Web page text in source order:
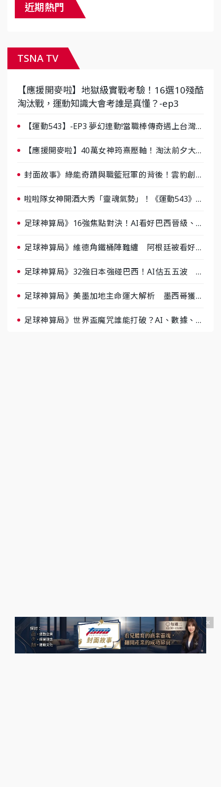
近期熱門
TSNA TV
【應援開麥啦】地獄級實戰考驗！16選10殘酷
淘汰戰，運動知識大會考誰是真懂？-ep3
【運動543】-EP3 夢幻連動!當職棒傳奇遇上台灣女
【應援開麥啦】40萬女神筠熹壓軸！淘汰前夕大混
封面故事》綠能奇蹟與職籃冠軍的背後！雲豹創辦
啦啦隊女神開酒大秀「靈魂氣勢」！《運動543》微
足球神算局》16強焦點對決！AI看好巴西晉級、數
足球神算局》維德角鐵桶陣難纏 阿根廷被看好下
足球神算局》32強日本強碰巴西！AI估五五波 牛
足球神算局》美墨加地主命運大解析 墨西哥獲數
足球神算局》世界盃魔咒誰能打破？AI、數據、塔